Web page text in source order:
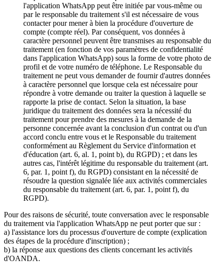
l'application WhatsApp peut être initiée par vous-même ou
par le responsable du traitement s'il est nécessaire de vous
contacter pour mener à bien la procédure d'ouverture de
compte (compte réel). Par conséquent, vos données à
caractère personnel peuvent être transmises au responsable du
traitement (en fonction de vos paramètres de confidentialité
dans l'application WhatsApp) sous la forme de votre photo de
profil et de votre numéro de téléphone. Le Responsable du
traitement ne peut vous demander de fournir d'autres données
à caractère personnel que lorsque cela est nécessaire pour
répondre à votre demande ou traiter la question à laquelle se
rapporte la prise de contact. Selon la situation, la base
juridique du traitement des données sera la nécessité du
traitement pour prendre des mesures à la demande de la
personne concernée avant la conclusion d'un contrat ou d'un
accord conclu entre vous et le Responsable du traitement
conformément au Règlement du Service d'information et
d'éducation (art. 6, al. 1, point b), du RGPD) ; et dans les
autres cas, l'intérêt légitime du responsable du traitement (art.
6, par. 1, point f), du RGPD) consistant en la nécessité de
résoudre la question signalée liée aux activités commerciales
du responsable du traitement (art. 6, par. 1, point f), du
RGPD).
Pour des raisons de sécurité, toute conversation avec le responsable
du traitement via l'application WhatsApp ne peut porter que sur :
a) l'assistance lors du processus d'ouverture de compte (explication
des étapes de la procédure d'inscription) ;
b) la réponse aux questions des clients concernant les activités
d'OANDA.